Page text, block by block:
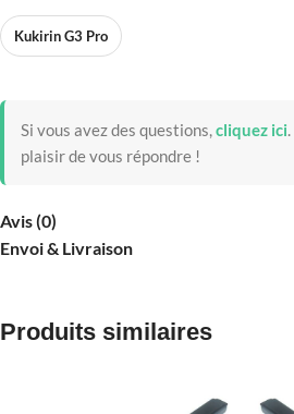
Kukirin G3 Pro
Si vous avez des questions,cliquez ici.
plaisir de vous répondre !
Avis (0)
Envoi & Livraison
Produits similaires